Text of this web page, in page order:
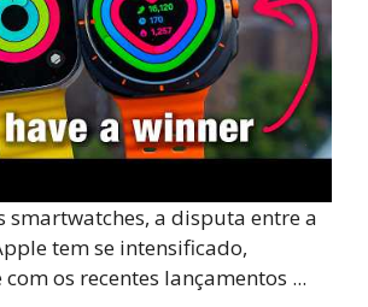
smartwatches, a disputa entre a
tem se intensificado,
os recentes lançamentos ...